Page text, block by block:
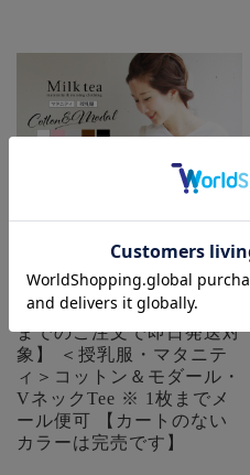
【SALE30％OFF】【13時
までのご注文で即日発送対
象】 ＜授乳服・マタニテ
ィ＞コットン＆モダール・
VネックTee ※ 1枚までメ
ール便可 【カートのない
カラーは完売です】